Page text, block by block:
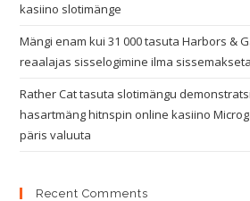
kasiino slotimänge
Mängi enam kui 31 000 tasuta Harbors &
reaalajas sisselogimine ilma sissemakseta
Rather Cat tasuta slotimängu
hasartmäng hitnspin online kasiino
päris valuuta
Recent Comments